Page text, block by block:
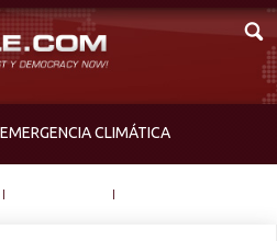
EMERGENCIA CLIMÁTICA